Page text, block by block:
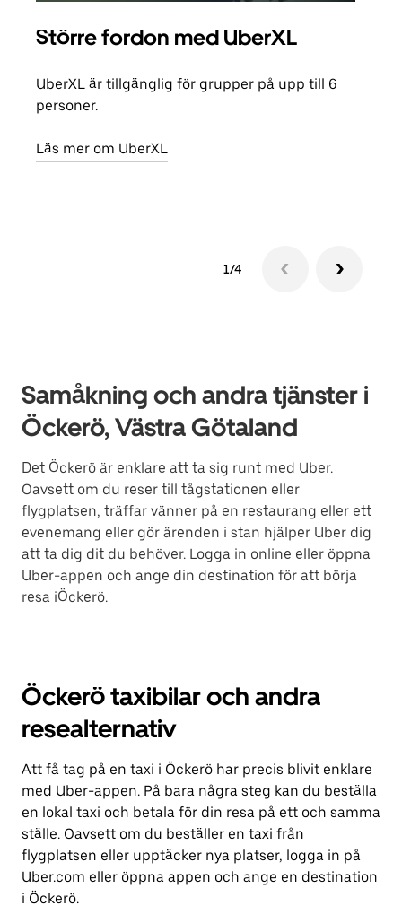
Större fordon med UberXL
UberXL är tillgänglig för grupper på upp till 6
personer.
Läs mer om UberXL
1/4
Samåkning och andra tjänster i
Öckerö, Västra Götaland
Det Öckerö är enklare att ta sig runt med Uber.
Oavsett om du reser till tågstationen eller
flygplatsen, träffar vänner på en restaurang eller ett
evenemang eller gör ärenden i stan hjälper Uber dig
att ta dig dit du behöver. Logga in online eller öppna
Uber-appen och ange din destination för att börja
resa iÖckerö.
Öckerö taxibilar och andra
resealternativ
Att få tag på en taxi i Öckerö har precis blivit enklare
med Uber-appen. På bara några steg kan du beställa
en lokal taxi och betala för din resa på ett och samma
ställe. Oavsett om du beställer en taxi från
flygplatsen eller upptäcker nya platser, logga in på
Uber.com eller öppna appen och ange en destination
i Öckerö.